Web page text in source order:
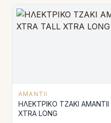
AMANTII
ΗΛΕΚΤΡΙΚΟ ΤΖΑΚΙ AMANTΙI ΣΕΙΡΑ TRU XTRA TALL
XTRA LONG